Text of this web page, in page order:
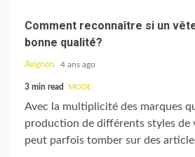
Comment reconnaître si un
bonne qualité?
Avignon 4 ans ago
3 min read MODE
Avec la multiplicité des marques
production de différents styles de
peut parfois tomber sur des